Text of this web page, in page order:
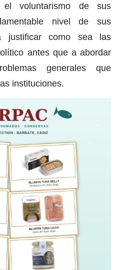
voluntarismo de sus
nivel de sus
justificar como sea las
antes que a abordar
generales que
instituciones.